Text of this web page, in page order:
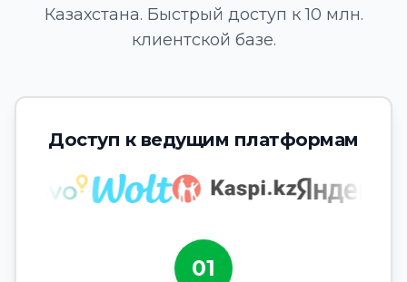
Казахстана. Быстрый доступ к 10 млн.
клиентской базе.
Доступ к ведущим платформам
01